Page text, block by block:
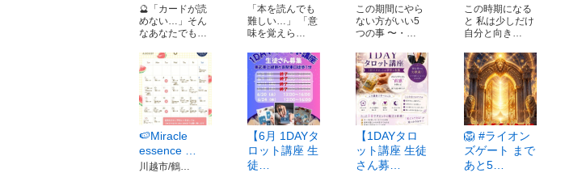
🔮「カードが読
めない…」そん
なあなたでも…
「本を読んでも
難しい…」 「意
味を覚えら…
この期間にやら
ない方がいい5
つの事 〜・…
この時期になる
と 私は少しだけ
自分と向き…
🍉Miracle
essence …
川越市/鶴…
【6月 1DAYタ
ロット講座 生
徒…
【1DAYタロ
ット講座 生徒
さん募…
🦁 #ライオン
ズゲート まで
あと5…